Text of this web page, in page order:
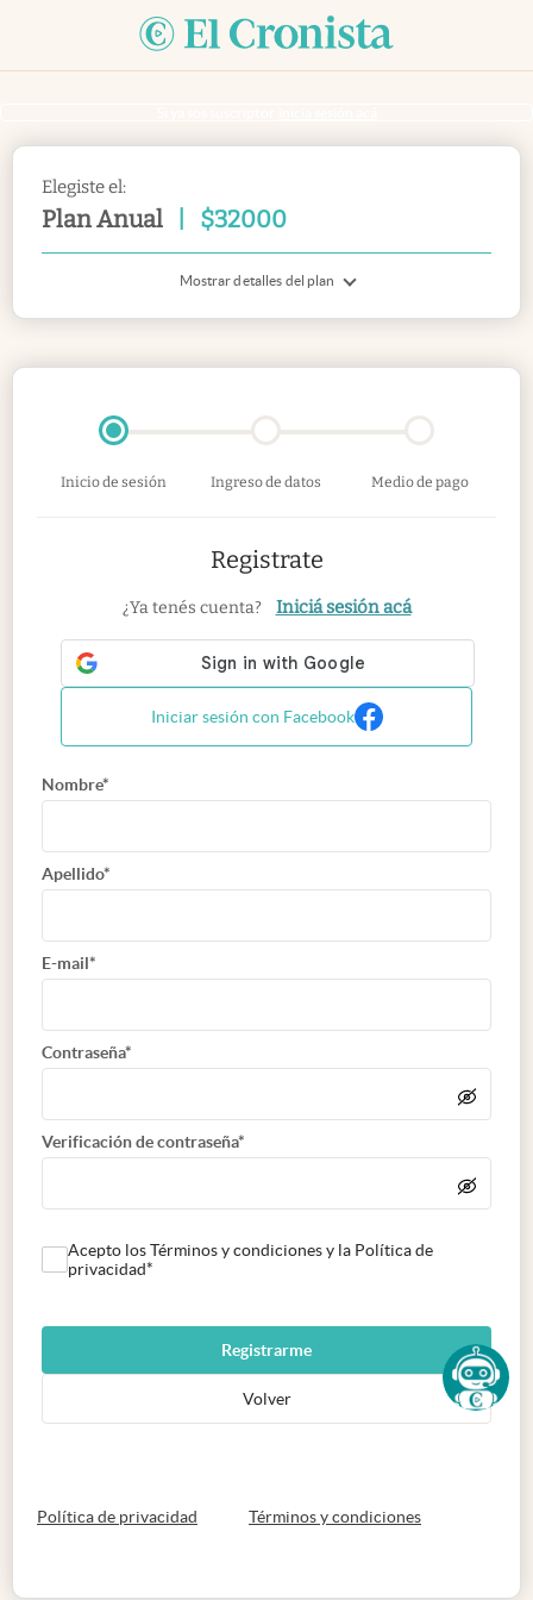
Elegiste el:
Plan Anual $32000
Mostrar detalles del plan
Inicio de sesión Ingreso de datos Medio de pago
Registrate
¿Ya tenés cuenta? Iniciá sesión acá
Iniciar sesión con Facebook
Nombre*
Apellido*
E-mail*
Contraseña*
Verificación de contraseña*
Acepto los Términos y condiciones y la Política de
privacidad*
Registrarme
Volver
Política de privacidad abre en nueva pestaña
Términos y condicionesabre en nueva